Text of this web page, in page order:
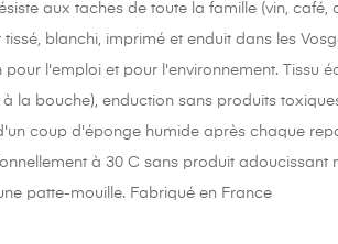
aux taches de toute la famille (vin,
tissé, blanchi, imprimé et enduit dans les
l'emploi et pour l'environnement. Tissu
la bouche), enduction sans produits
coup d'éponge humide après chaque
à 30 C sans produit adoucissant
patte-mouille. Fabriqué en France